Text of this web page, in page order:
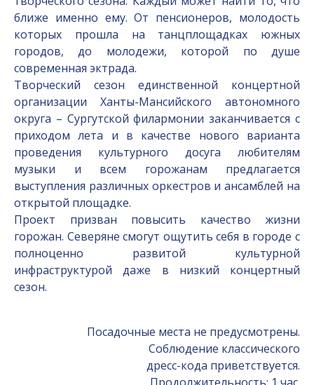
ближе именно ему. От пенсионеров, молодость
которых прошла на танцплощадках южных
городов, до молодежи, которой по душе
современная эктрада.
Творческий сезон единственной концертной
организации Ханты-Мансийского автономного
округа – Сургутской филармонии заканчивается с
приходом лета и в качестве нового варианта
проведения культурного досуга любителям
музыки и всем горожанам предлагается
выступления различных оркестров и ансамблей на
открытой площадке.
Проект призван повысить качество жизни
горожан. Северяне смогут ощутить себя в городе с
полноценно развитой культурной
инфраструктурой даже в низкий концертный
сезон.
Посадочные места не предусмотрены.
Соблюдение классического
дресс-кода приветствуется.